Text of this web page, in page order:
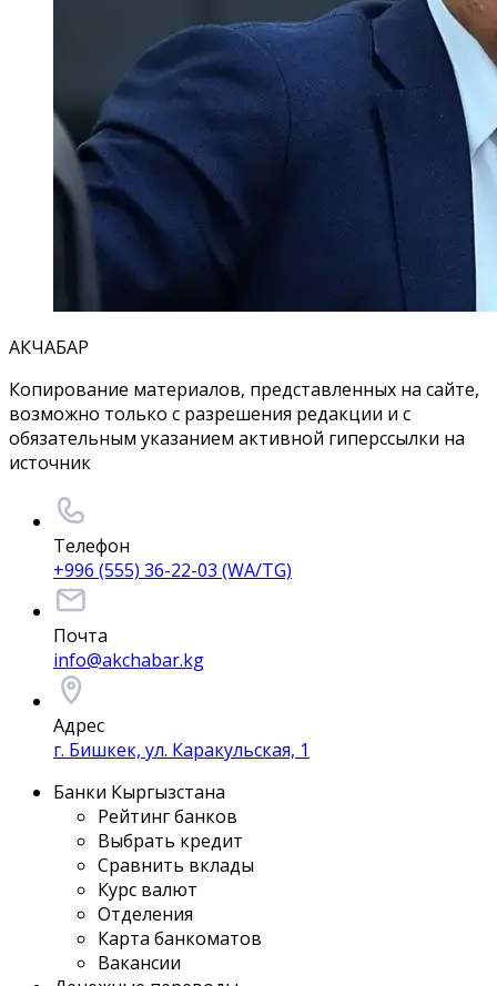
АКЧАБАР
Копирование материалов, представленных на сайте,
возможно только с разрешения редакции и с
обязательным указанием активной гиперссылки на
источник
Телефон
+996 (555) 36-22-03 (WA/TG)
Почта
info@akchabar.kg
Адрес
г. Бишкек, ул. Каракульская, 1
Банки Кыргызстана
Рейтинг банков
Выбрать кредит
Сравнить вклады
Курс валют
Отделения
Карта банкоматов
Вакансии